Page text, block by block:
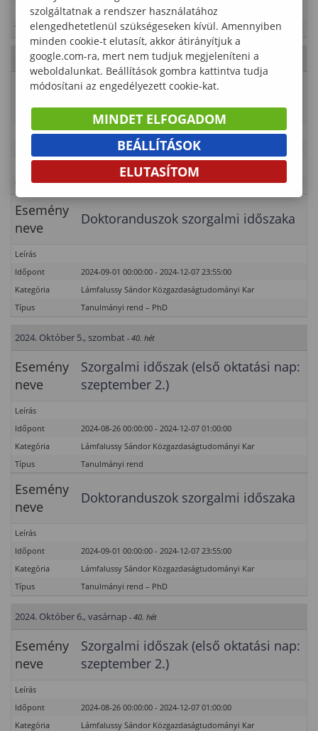
Kategória
Lámfalussy Sándor Közgazdaságtudományi Kar
Típus
Tanulmányi rend
2024. Október 4., péntek - 40. hét
Esemény
neve
Szorgalmi időszak (első oktatási nap:
szeptember 2.)
Leírás
2024-08-26 00:00:00 - 2024-12-07 01:00:00
Lámfalussy Sándor Közgazdaságtudományi Kar
Típus
Tanulmányi rend
Esemény
neve
Doktoranduszok szorgalmi időszaka
Leírás
Időpont
2024-09-01 00:00:00 - 2024-12-07 23:55:00
Kategória
Lámfalussy Sándor Közgazdaságtudományi Kar
Típus
Tanulmányi rend – PhD
2024. Október 5., szombat - 40. hét
Esemény
neve
Szorgalmi időszak (első oktatási nap:
szeptember 2.)
Leírás
Időpont
2024-08-26 00:00:00 - 2024-12-07 01:00:00
Kategória
Lámfalussy Sándor Közgazdaságtudományi Kar
Típus
Tanulmányi rend
Esemény
neve
Doktoranduszok szorgalmi időszaka
Leírás
Időpont
2024-09-01 00:00:00 - 2024-12-07 23:55:00
Kategória
Lámfalussy Sándor Közgazdaságtudományi Kar
Típus
Tanulmányi rend – PhD
2024. Október 6., vasárnap - 40. hét
Esemény
neve
Szorgalmi időszak (első oktatási nap:
szeptember 2.)
Leírás
Időpont
2024-08-26 00:00:00 - 2024-12-07 01:00:00
Kategória
Lámfalussy Sándor Közgazdaságtudományi Kar
szolgáltatnak a rendszer használatához
elengedhetetlenül szükségeseken kívül. Amennyiben
minden cookie-t elutasít, akkor átirányítjuk a
google.com-ra, mert nem tudjuk megjeleníteni a
weboldalunkat. Beállítások gombra kattintva tudja
módosítani az engedélyezett cookie-kat.
MINDET ELFOGADOM
BEÁLLÍTÁSOK
ELUTASÍTOM